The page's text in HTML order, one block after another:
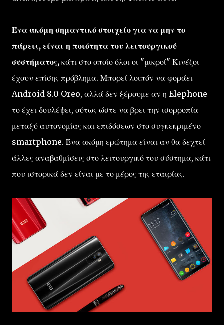
Ένα ακόμη σημαντικό στοιχείο για να μην το
πάρεις, είναι η ποιότητα του λειτουργικού
συστήματος, κάτι στο οποίο όλοι οι "μικροί" Κινέζοι
έχουν επίσης πρόβλημα. Μπορεί λοιπόν να φοράει
Android 8.0 Oreo, αλλά δεν ξέρουμε αν η Elephone
το έχει δουλέψει, ούτως ώστε να βρει την ισορροπία
μεταξύ αυτονομίας και επιδόσεων στο συγκεκριμένο
smartphone. Ένα ακόμη ερώτημα είναι αν θα δεχτεί
άλλες αναβαθμίσεις στο λειτουργικό του σύστημα, κάτι
που ιστορικά δεν είναι με το μέρος της εταιρίας.